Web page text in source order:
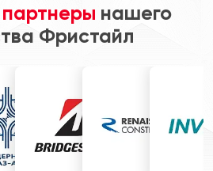
нашего
Фристайл